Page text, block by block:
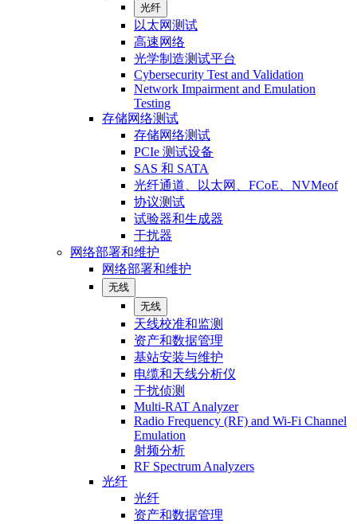
光纤
以太网测试
高速网络
光学制造测试平台
Cybersecurity Test and Validation
Network Impairment and Emulation
Testing
存储网络测试
存储网络测试
PCIe 测试设备
SAS 和 SATA
光纤通道、以太网、FCoE、NVMeof
协议测试
试验器和生成器
干扰器
网络部署和维护
网络部署和维护
无线
无线
天线校准和监测
资产和数据管理
基站安装与维护
电缆和天线分析仪
干扰侦测
Multi-RAT Analyzer
Radio Frequency (RF) and Wi-Fi Channel
Emulation
射频分析
RF Spectrum Analyzers
光纤
光纤
资产和数据管理